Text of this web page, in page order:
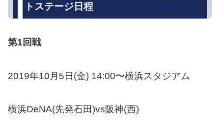
トステージ日程
第1回戦
2019年10月5日(金) 14:00〜横浜スタジアム
横浜DeNA(先発石田)vs阪神(西)